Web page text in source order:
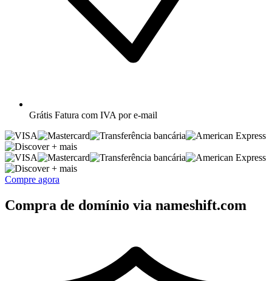
Grátis Fatura com IVA por e-mail
+ mais
+ mais
Compre agora
Compra de domínio via nameshift.com